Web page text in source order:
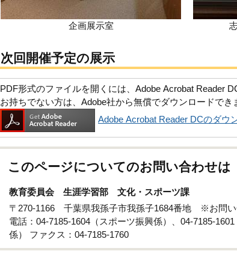
企画展示室
次回開催予定の展示
PDF形式のファイルを開くには、Adobe Acrobat Reader
お持ちでない方は、Adobe社から無償でダウンロードでき
Adobe Acrobat Reader DCのダウ
このページについてのお問い合わせは
教育委員会 生涯学習部 文化・スポーツ課
〒270-1166 千葉県我孫子市我孫子1684番地 ※お問い
電話：04-7185-1604（スポーツ振興係）、04-7185-
係） ファクス：04-7185-1760